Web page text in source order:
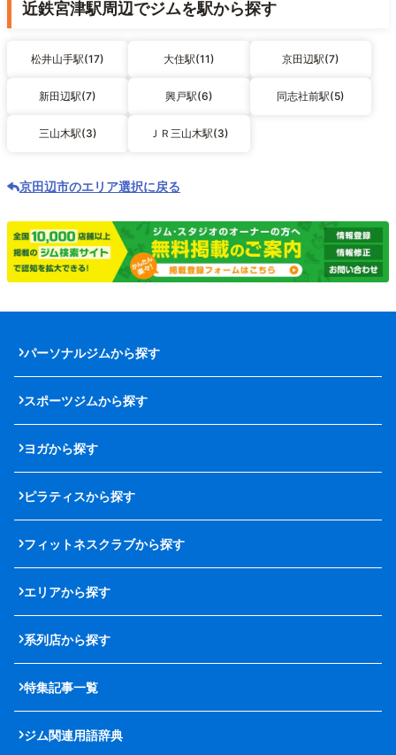
近鉄宮津駅周辺でジムを駅から探す
松井山手駅(17) 大住駅(11) 京田辺駅(7)
新田辺駅(7) 興戸駅(6) 同志社前駅(5)
三山木駅(3) ＪＲ三山木駅(3)
京田辺市のエリア選択に戻る
パーソナルジムから探す
スポーツジムから探す
ヨガから探す
ピラティスから探す
フィットネスクラブから探す
エリアから探す
系列店から探す
特集記事一覧
ジム関連用語辞典